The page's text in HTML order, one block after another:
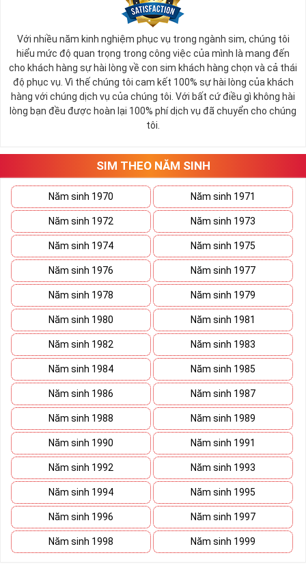
Với nhiều năm kinh nghiệm phục vụ trong ngành sim, chúng tôi
hiểu mức độ quan trọng trong công việc của mình là mang đến
cho khách hàng sự hài lòng về con sim khách hàng chọn và cả thái
độ phục vụ. Vì thế chúng tôi cam kết 100% sự hài lòng của khách
hàng với chúng dịch vụ của chúng tôi. Với bất cứ điều gì không hài
lòng bạn đều được hoàn lại 100% phí dịch vụ đã chuyển cho chúng
tôi.
SIM THEO NĂM SINH
Năm sinh 1970 Năm sinh 1971
Năm sinh 1972 Năm sinh 1973
Năm sinh 1974 Năm sinh 1975
Năm sinh 1976 Năm sinh 1977
Năm sinh 1978 Năm sinh 1979
Năm sinh 1980 Năm sinh 1981
Năm sinh 1982 Năm sinh 1983
Năm sinh 1984 Năm sinh 1985
Năm sinh 1986 Năm sinh 1987
Năm sinh 1988 Năm sinh 1989
Năm sinh 1990 Năm sinh 1991
Năm sinh 1992 Năm sinh 1993
Năm sinh 1994 Năm sinh 1995
Năm sinh 1996 Năm sinh 1997
Năm sinh 1998 Năm sinh 1999